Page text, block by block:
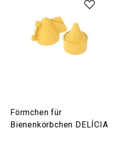
Förmchen für
Bienenkörbchen DELÍCIA